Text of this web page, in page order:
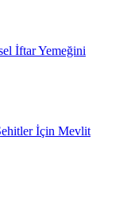
İftar Yemeğini
İçin Mevlit